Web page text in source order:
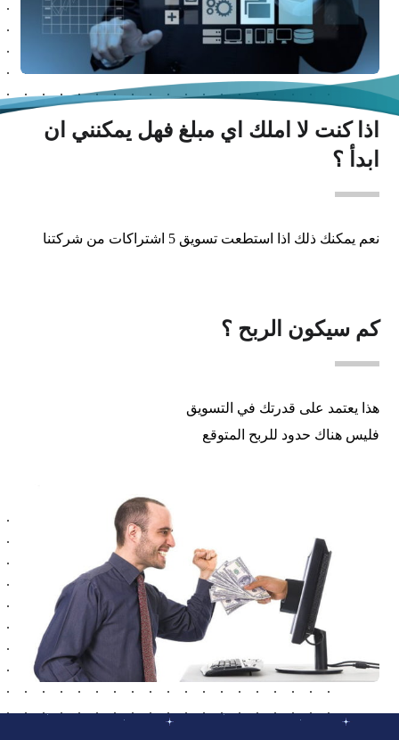
اذا كنت لا املك اي مبلغ فهل يمكنني ان
ابدأ ؟
نعم يمكنك ذلك اذا استطعت تسويق 5 اشتراكات من شركتنا
كم سيكون الربح ؟
هذا يعتمد على قدرتك في التسويق
فليس هناك حدود للربح المتوقع